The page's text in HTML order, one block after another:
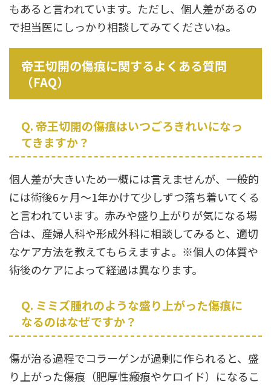
もあると言われています。ただし、個人差があるの
で担当医にしっかり相談してみてくださいね。
帝王切開の傷痕に関するよくある質問
（FAQ）
Q. 帝王切開の傷痕はいつごろきれいになっ
てきますか？
個人差が大きいため一概には言えませんが、一般的
には術後6ヶ月〜1年かけて少しずつ落ち着いてくる
と言われています。赤みや盛り上がりが気になる場
合は、産婦人科や形成外科に相談してみると、適切
なケア方法を教えてもらえますよ。※個人の体質や
術後のケアによって経過は異なります。
Q. ミミズ腫れのような盛り上がった傷痕に
なるのはなぜですか？
傷が治る過程でコラーゲンが過剰に作られると、盛
り上がった傷痕（肥厚性瘢痕やケロイド）になるこ